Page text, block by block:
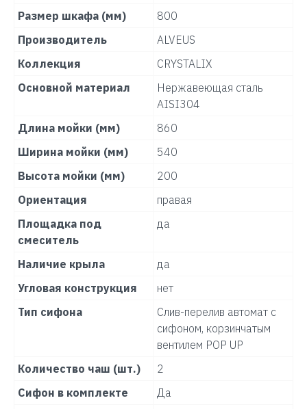
Размер шкафа (мм)
800
Производитель
ALVEUS
Коллекция
CRYSTALIX
Основной материал
Нержавеющая сталь
AISI304
Длина мойки (мм)
860
Ширина мойки (мм)
540
Высота мойки (мм)
200
Ориентация
правая
Площадка под
смеситель
да
Наличие крыла
да
Угловая конструкция
нет
Тип сифона
Слив-перелив автомат с
сифоном, корзинчатым
вентилем POP UP
Количество чаш (шт.)
2
Сифон в комплекте
Да